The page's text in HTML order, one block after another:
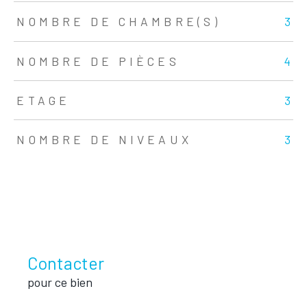
NOMBRE DE CHAMBRE(S) 3
NOMBRE DE PIÈCES 4
ETAGE 3
NOMBRE DE NIVEAUX 3
Contacter
pour ce bien